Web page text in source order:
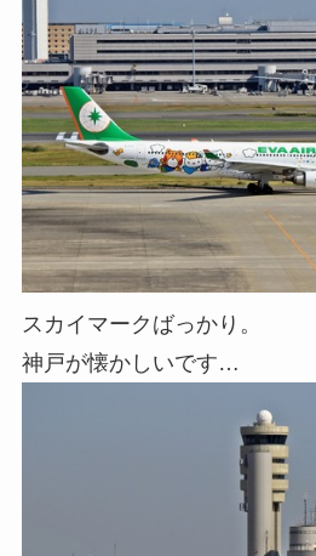
スカイマークばっかり。
神戸が懐かしいです…